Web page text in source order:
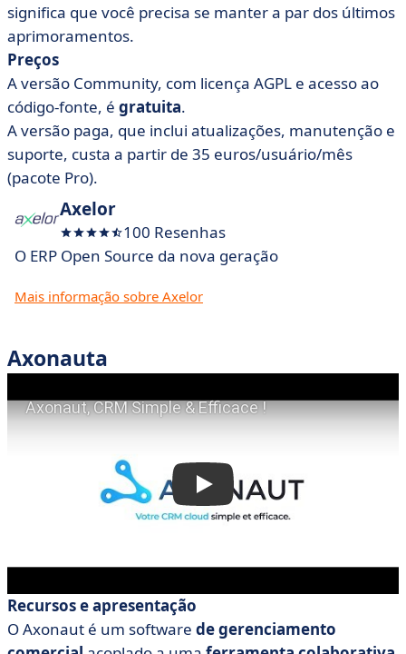
significa que você precisa se manter a par dos últimos
aprimoramentos.
Preços
A versão Community, com licença AGPL e acesso ao
código-fonte, é gratuita.
A versão paga, que inclui atualizações, manutenção e
suporte, custa a partir de 35 euros/usuário/mês
(pacote Pro).
Axelor
100 Resenhas
O ERP Open Source da nova geração
Mais informação sobre Axelor
Axonauta
Recursos e apresentação
O Axonaut é um software de gerenciamento